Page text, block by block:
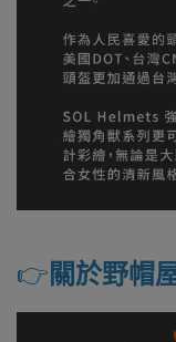
👉️ 關於野帽